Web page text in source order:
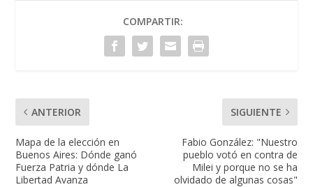
COMPARTIR:
ANTERIOR
Mapa de la elección en
Buenos Aires: Dónde ganó
Fuerza Patria y dónde La
Libertad Avanza
SIGUIENTE
Fabio González: "Nuestro
pueblo votó en contra de
Milei y porque no se ha
olvidado de algunas cosas"